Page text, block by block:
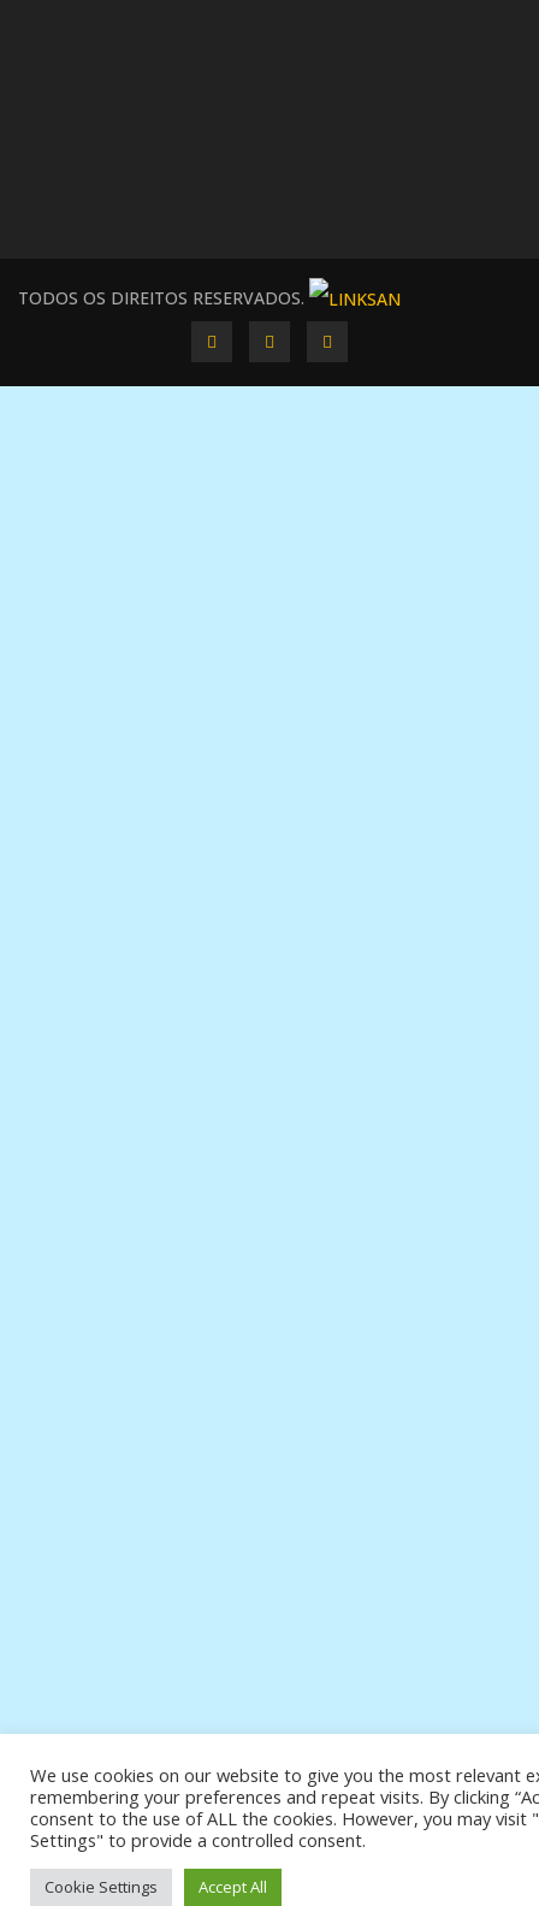
TODOS OS DIREITOS RESERVADOS.
We use cookies on our website to give you the most relevant
remembering your preferences and repeat visits. By clicking
consent to the use of ALL the cookies. However, you may visit
Settings" to provide a controlled consent.
Cookie Settings Accept All